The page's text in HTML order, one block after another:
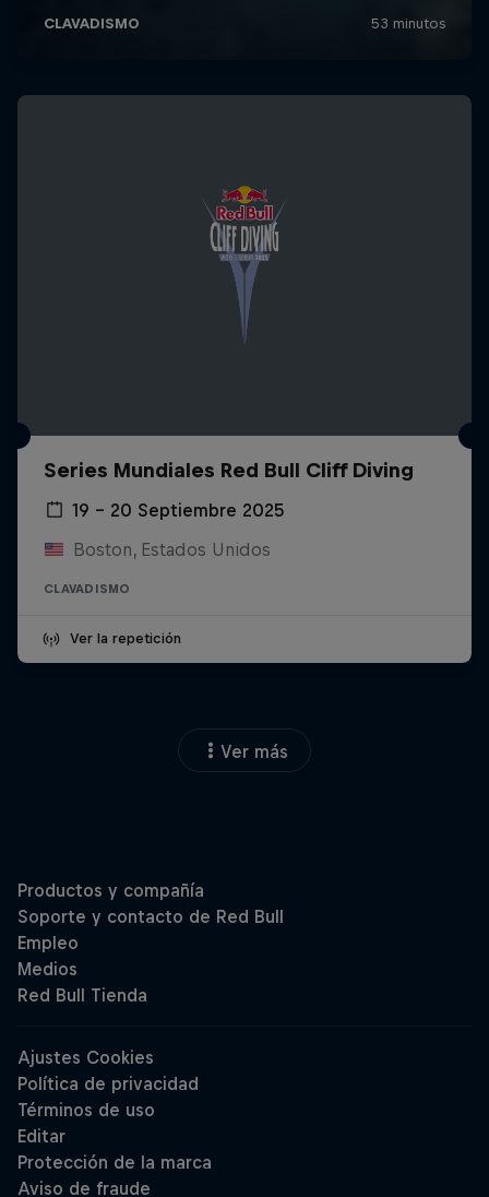
Series Mundiales Red Bull Cliff Diving
19 – 20 Septiembre 2025
Boston, Estados Unidos
CLAVADISMO
Ver la repetición
Ver más